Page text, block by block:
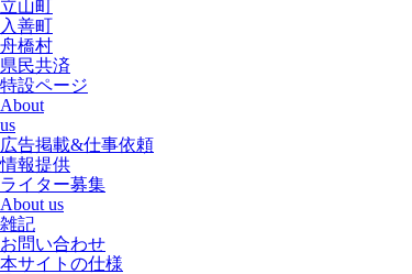
立山町
入善町
舟橋村
県民共済
特設ページ
About
us
広告掲載&仕事依頼
情報提供
ライター募集
About us
雑記
お問い合わせ
本サイトの仕様